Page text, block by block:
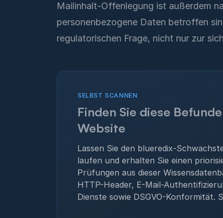
Mailinhalt-Offenlegung ist außerdem
personenbezogene Daten betroffen
regulatorischen Frage, nicht nur zur
SELBST SCANNEN
Finden Sie diese
Website
Lassen Sie den blueredix-
laufen und erhalten Sie einen
Prüfungen aus dieser
HTTP-Header, E-Mail-
Dienste sowie DSGVO-Konformität.